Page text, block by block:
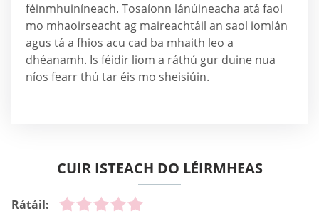
féinmhuiníneach. Tosaíonn lánúineacha atá faoi
mo mhaoirseacht ag maireachtáil an saol iomlán
agus tá a fhios acu cad ba mhaith leo a
dhéanamh. Is féidir liom a ráthú gur duine nua
níos fearr thú tar éis mo sheisiúin.
CUIR ISTEACH DO LÉIRMHEAS
Rátáil: